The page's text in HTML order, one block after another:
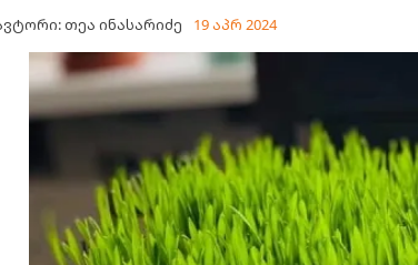
თეა ინასარიძე 19 აპრ 2024